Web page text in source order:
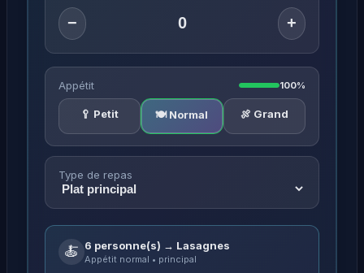
− +
Appétit 100%
🥄 Petit 🍽️ Normal 🍖 Grand
Type de repas
🍝 6 personne(s) → Lasagnes
Appétit normal • principal